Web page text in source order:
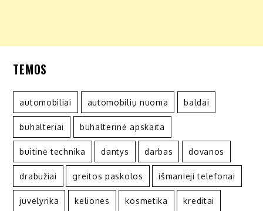
TEMOS
automobiliai automobilių nuoma baldai
buhalteriai buhalterinė apskaita
buitinė technika dantys darbas dovanos
drabužiai greitos paskolos išmanieji telefonai
juvelyrika keliones kosmetika kreditai